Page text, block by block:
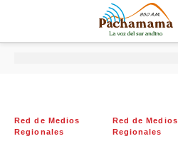
Red de Medios
Regionales
Red de Medios
Regionales